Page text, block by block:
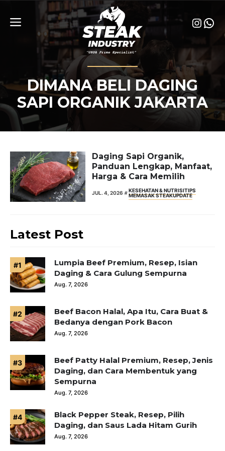
Menu
DIMANA BELI DAGING
SAPI ORGANIK JAKARTA
Daging Sapi Organik,
Panduan Lengkap, Manfaat,
Harga & Cara Memilih
JUL. 4, 2026 KESEHATAN & NUTRISITIPS
MEMASAK STEAKUPDATE
Latest Post
Lumpia Beef Premium, Resep, Isian
Daging & Cara Gulung Sempurna
Aug. 7, 2026
Beef Bacon Halal, Apa Itu, Cara Buat &
Bedanya dengan Pork Bacon
Aug. 7, 2026
Beef Patty Halal Premium, Resep, Jenis
Daging, dan Cara Membentuk yang
Sempurna
Aug. 7, 2026
Black Pepper Steak, Resep, Pilih
Daging, dan Saus Lada Hitam Gurih
Aug. 7, 2026